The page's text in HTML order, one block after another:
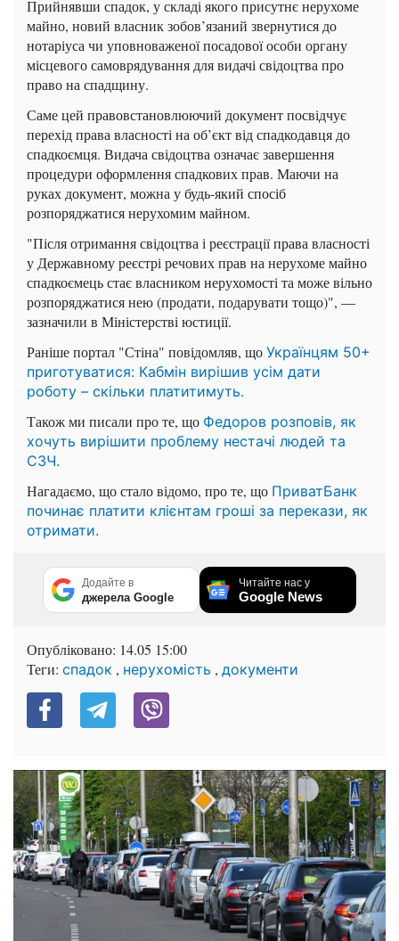
Прийнявши спадок, у складі якого присутнє нерухоме
майно, новий власник зобов’язаний звернутися до
нотаріуса чи уповноваженої посадової особи органу
місцевого самоврядування для видачі свідоцтва про
право на спадщину.
Саме цей правовстановлюючий документ посвідчує
перехід права власності на об’єкт від спадкодавця до
спадкоємця. Видача свідоцтва означає завершення
процедури оформлення спадкових прав. Маючи на
руках документ, можна у будь-який спосіб
розпоряджатися нерухомим майном.
"Після отримання свідоцтва і реєстрації права власності
у Державному реєстрі речових прав на нерухоме майно
спадкоємець стає власником нерухомості та може вільно
розпоряджатися нею (продати, подарувати тощо)", —
зазначили в Міністерстві юстиції.
Раніше портал "Стіна" повідомляв, що Українцям 50+
приготуватися: Кабмін вирішив усім дати
роботу – скільки платитимуть.
Також ми писали про те, що Федоров розповів, як
хочуть вирішити проблему нестачі людей та
СЗЧ.
Нагадаємо, що стало відомо, про те, що ПриватБанк
починає платити клієнтам гроші за перекази, як
отримати.
Додайте в
джерела Google
Читайте нас у
Google News
Опубліковано: 14.05 15:00
Теги: спадок , нерухомість , документи